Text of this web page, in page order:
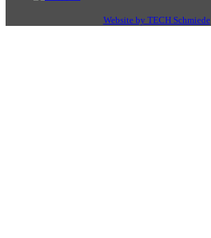
Website by TECH Schmiede